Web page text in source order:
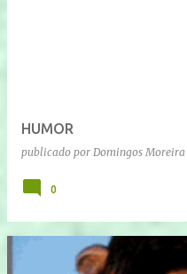
HUMOR
publicado por Domingos Moreira
0